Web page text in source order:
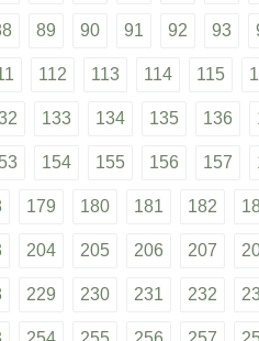
89 90 91 92 93
112 113 114 115
133 134 135 136
154 155 156 157
179 180 181 182
204 205 206 207
229 230 231 232